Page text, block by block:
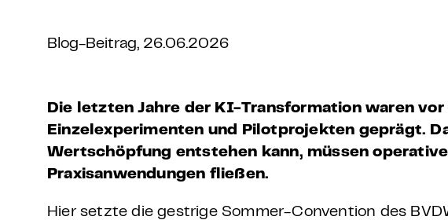
Product Design Bootcamp
Product Management Bootcamp
Blog-Beitrag, 26.06.2026
Die letzten Jahre der KI-Transformation waren
Einzelexperimenten und Pilotprojekten geprägt.
Wertschöpfung entstehen kann, müssen
Praxisanwendungen fließen.
Hier setzte die gestrige Sommer-Convention des